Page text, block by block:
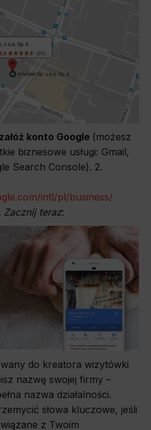
załóż konto Google (możesz
biznesowe usługi: Gmail,
Search Console). 2.
intl/pl/business/
Zacznij teraz:
do kreatora wizytówki
nazwę swojej firmy –
nazwa działalności.
słowa kluczowe, jeśli
z Twoim